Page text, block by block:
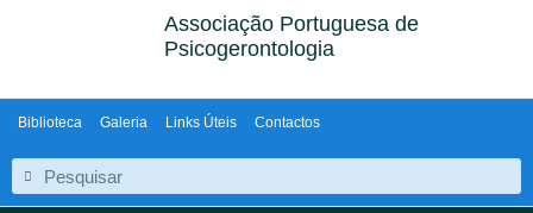
Associação Portuguesa de
Psicogerontologia
Biblioteca Galeria Links Úteis Contactos